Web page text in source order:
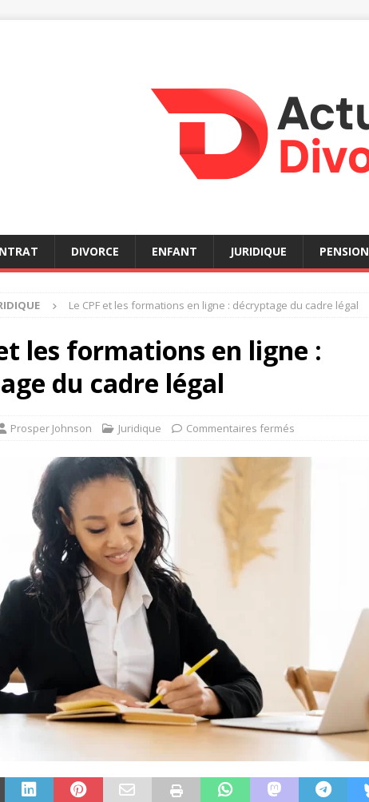
DIVORCE ENFANT JURIDIQUE PENSION
Le CPF et les formations en ligne : décryptage du cadre légal
les formations en ligne :
du cadre légal
Prosper Johnson Juridique Commentaires fermés